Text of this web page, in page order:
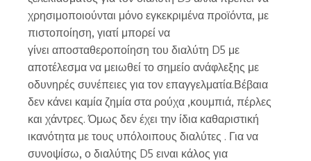
χρησιμοποιούνται μόνο εγκεκριμένα προϊόντα, με
πιστοποίηση, γιατί μπορεί να
γίνει αποσταθεροποίηση του διαλύτη D5 με
αποτέλεσμα να μειωθεί το σημείο ανάφλεξης με
οδυνηρές συνέπειες για τον επαγγελματία.Βέβαια
δεν κάνει καμία ζημία στα ρούχα ,κουμπιά, πέρλες
και χάντρες. Όμως δεν έχει την ίδια καθαριστική
ικανότητα με τους υπόλοιπους διαλύτες . Για να
συνοψίσω, ο διαλύτης D5 ειναι κάλος για